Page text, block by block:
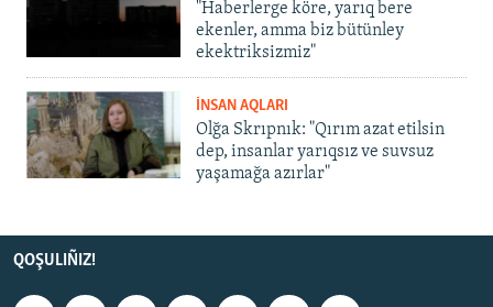
"Haberlerge köre, yarıq bere
ekenler, amma biz bütünley
ekektriksizmiz"
İNSAN AQLARI
Olğa Skrıpnık: "Qırım azat etilsin
dep, insanlar yarıqsız ve suvsuz
yaşamağa azırlar"
QOŞULIÑIZ!